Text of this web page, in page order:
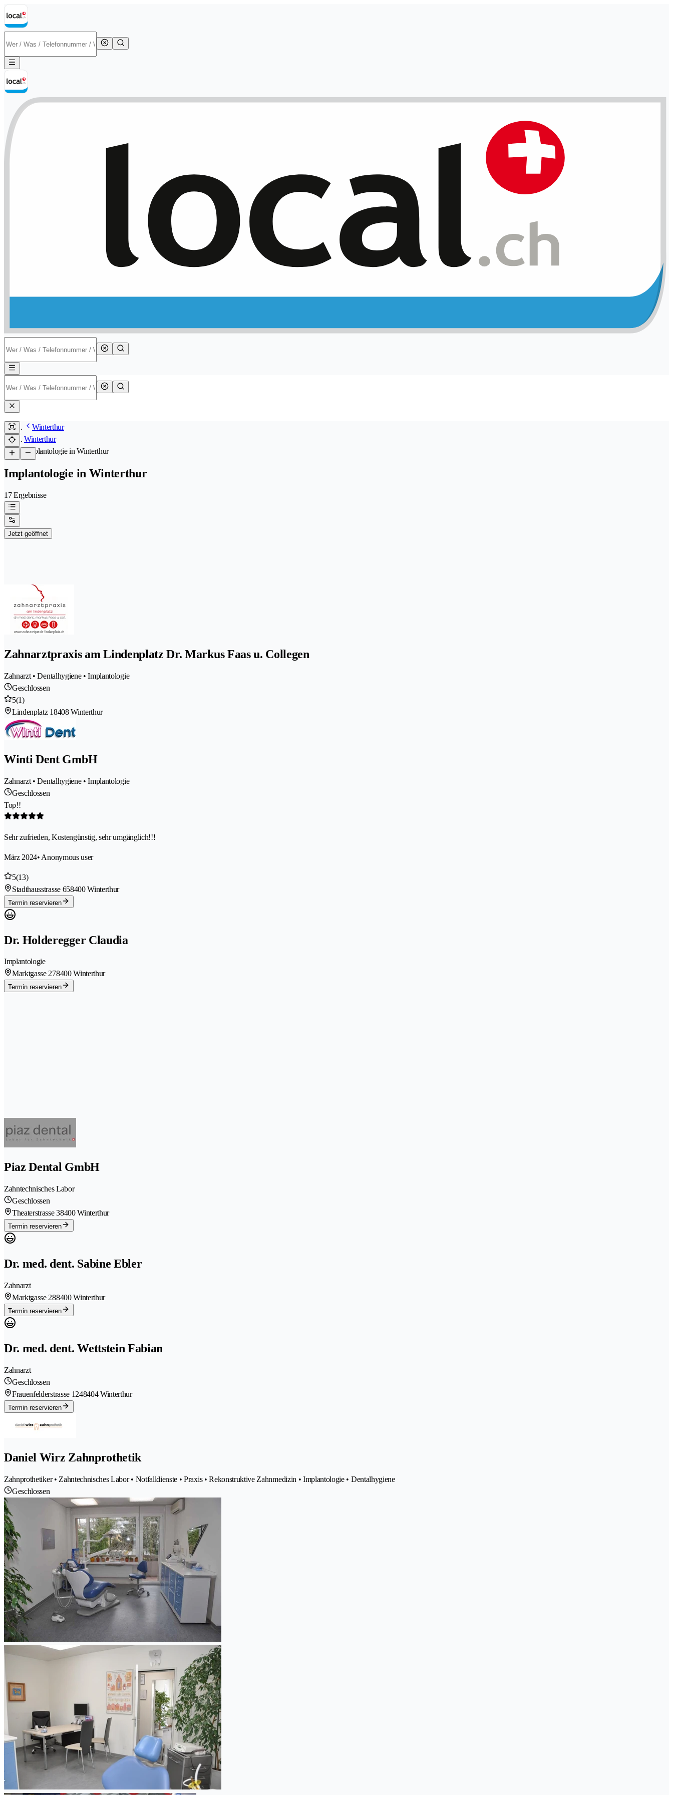
Winterthur
Winterthur
/Implantologie in Winterthur
Implantologie in Winterthur
17 Ergebnisse
Jetzt geöffnet
Zahnarztpraxis am Lindenplatz Dr. Markus Faas u. Collegen
Zahnarzt • Dentalhygiene • Implantologie
Geschlossen
5(1)
Lindenplatz 18408 Winterthur
Winti Dent GmbH
Zahnarzt • Dentalhygiene • Implantologie
Geschlossen
Top!!
Sehr zufrieden, Kostengünstig, sehr umgänglich!!!
März 2024• Anonymous user
5(13)
Stadthausstrasse 658400 Winterthur
Termin reservieren
Dr. Holderegger Claudia
Implantologie
Marktgasse 278400 Winterthur
Termin reservieren
Piaz Dental GmbH
Zahntechnisches Labor
Geschlossen
Theaterstrasse 38400 Winterthur
Termin reservieren
Dr. med. dent. Sabine Ebler
Zahnarzt
Marktgasse 288400 Winterthur
Termin reservieren
Dr. med. dent. Wettstein Fabian
Zahnarzt
Geschlossen
Frauenfelderstrasse 1248404 Winterthur
Termin reservieren
Daniel Wirz Zahnprothetik
Zahnprothetiker • Zahntechnisches Labor • Notfalldienste • Praxis • Rekonstruktive Zahnmedizin • Implantologie • Dentalhygiene
Geschlossen